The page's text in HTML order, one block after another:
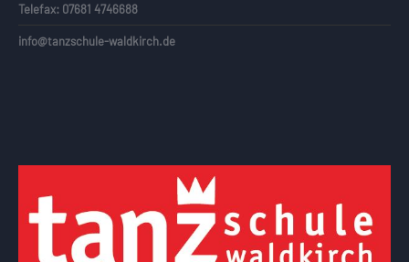
Telefax: 07681 4746688
info@tanzschule-waldkirch.de